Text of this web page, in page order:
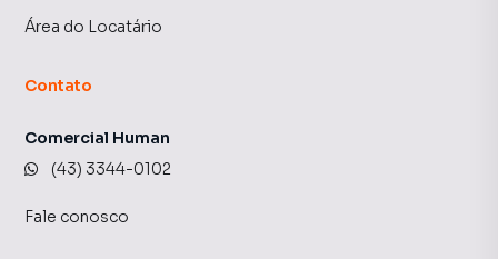
Área do Locatário
Contato
Comercial Human
(43) 3344-0102
Fale conosco